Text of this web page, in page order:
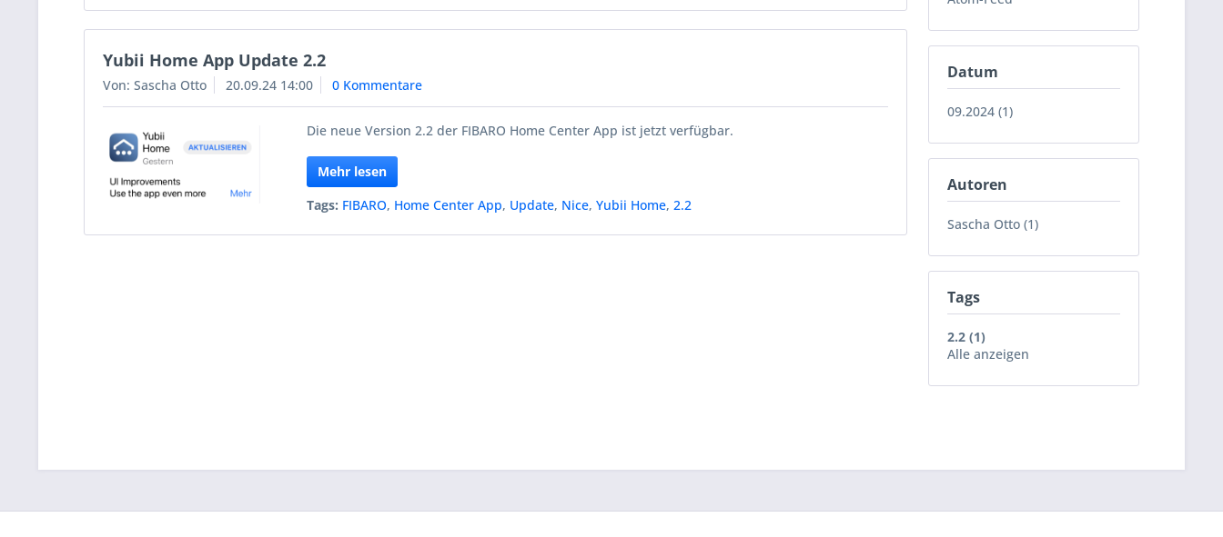
Datum
09.2024 (1)
Autoren
Sascha Otto (1)
Tags
2.2 (1)
Alle anzeigen
Yubii Home App Update 2.2
Von: Sascha Otto 20.09.24 14:00 0 Kommentare
Die neue Version 2.2 der FIBARO Home Center App ist jetzt verfügbar.
Mehr lesen
Tags: FIBARO, Home Center App, Update, Nice,Yubii Home,2.2